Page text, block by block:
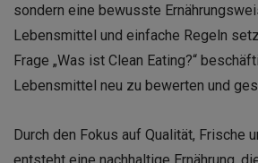
sondern eine bewusste
Lebensmittel und einfache Regeln
Frage „Was ist Clean Eating?“
Lebensmittel neu zu bewerten und
Durch den Fokus auf Qualität, Frische